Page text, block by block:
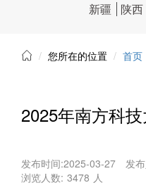
新疆
陕西
您所在的位置 首页
2025年南方科
发布时间:2025-03-27 发
浏览人数: 3478 人